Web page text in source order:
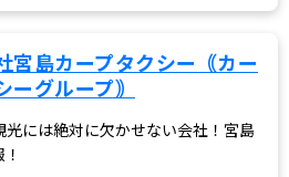
宮島カープタクシー｟カー
ーグループ｠
には絶対に欠かせない会社！宮島